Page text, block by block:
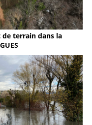
de terrain dans la